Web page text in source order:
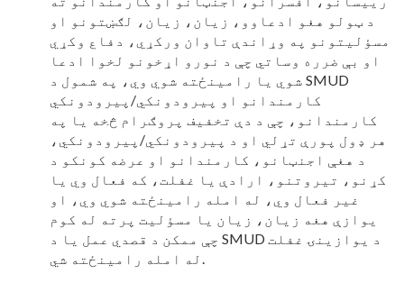
د ټولو هغو ادعاوو، زیان، زیان، لګښتونو او
مسؤلیتونو په وړاندې تاوان ورکړي، دفاع وکړي
او بې ضرره وساتي چې د نورو اړخونو لخوا ادعا
شوي یا رامینځته شوي وي، په شمول د SMUD
کارمندانو او پیرودونکي/پیرودونکي
کارمندانو، چې د دې تخفیف پروګرام څخه یا په
هر ډول پورې تړلي او د پیرودونکي/پیرودونکي،
د هغې اجنټانو، کارمندانو او عرضه کونکو د
کړنو، تیروتنو، ارادې یا غفلت، که فعال وي یا
غیر فعال وي، له امله رامینځته شوي وي، او
یوازې هغه زیان، زیان یا مسؤلیت پرته له کوم
چې ممکن د قصدي عمل یا د SMUD د یوازینۍ غفلت
له امله رامینځته شي.